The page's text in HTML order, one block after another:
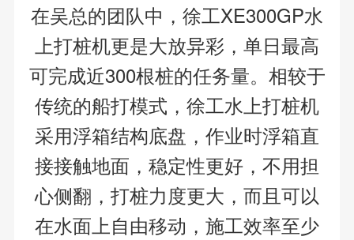
在吴总的团队中，徐工XE300GP水
上打桩机更是大放异彩，单日最高
可完成近300根桩的任务量。相较于
传统的船打模式，徐工水上打桩机
采用浮箱结构底盘，作业时浮箱直
接接触地面，稳定性更好，不用担
心侧翻，打桩力度更大，而且可以
在水面上自由移动，施工效率至少